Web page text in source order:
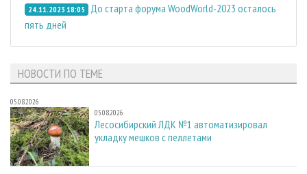
24.11.2023 18:05
До старта форума WoodWorld-2023 осталось
пять дней
НОВОСТИ ПО ТЕМЕ
05.08.2026
05.08.2026
Лесосибирский ЛДК №1 автоматизировал
укладку мешков с пеллетами